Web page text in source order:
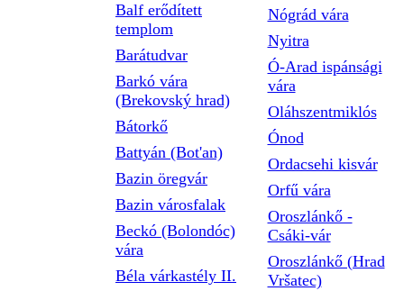
Balf erődített
templom
Barátudvar
Barkó vára
(Brekovský hrad)
Bátorkő
Battyán (Bot'an)
Bazin öregvár
Bazin városfalak
Beckó (Bolondóc)
vára
Béla várkastély II.
Nógrád vára
Nyitra
Ó-Arad ispánsági
vára
Oláhszentmiklós
Ónod
Ordacsehi kisvár
Orfű vára
Oroszlánkő -
Csáki-vár
Oroszlánkő (Hrad
Vršatec)